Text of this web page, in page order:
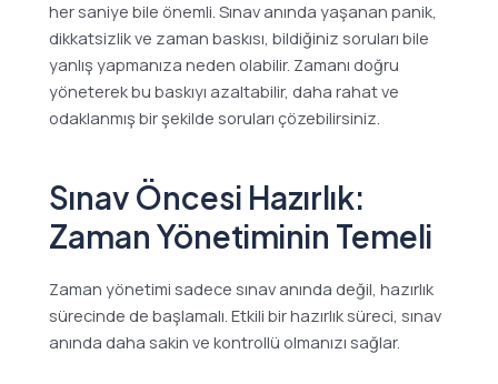
her saniye bile önemli. Sınav anında yaşanan panik,
dikkatsizlik ve zaman baskısı, bildiğiniz soruları bile
yanlış yapmanıza neden olabilir. Zamanı doğru
yöneterek bu baskıyı azaltabilir, daha rahat ve
odaklanmış bir şekilde soruları çözebilirsiniz.
Sınav Öncesi Hazırlık:
Zaman Yönetiminin Temeli
Zaman yönetimi sadece sınav anında değil, hazırlık
sürecinde de başlamalı. Etkili bir hazırlık süreci, sınav
anında daha sakin ve kontrollü olmanızı sağlar.